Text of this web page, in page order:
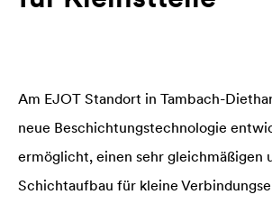
Am EJOT Standort in Tambach-
neue Beschichtungstechnologie
ermöglicht, einen sehr gleichmäßigen
Schichtaufbau für kleine